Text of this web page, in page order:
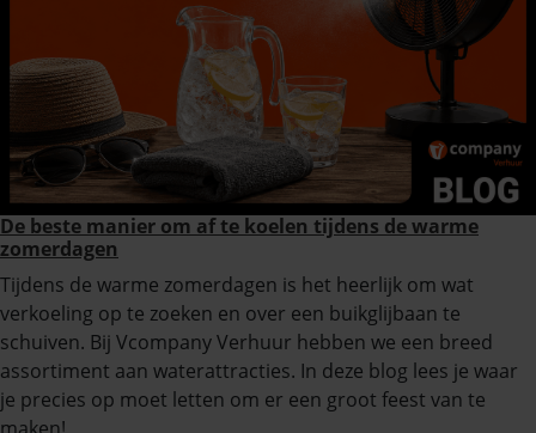
De beste manier om af te koelen tijdens de warme
zomerdagen
Tijdens de warme zomerdagen is het heerlijk om wat
verkoeling op te zoeken en over een buikglijbaan te
schuiven. Bij Vcompany Verhuur hebben we een breed
assortiment aan waterattracties. In deze blog lees je waar
je precies op moet letten om er een groot feest van te